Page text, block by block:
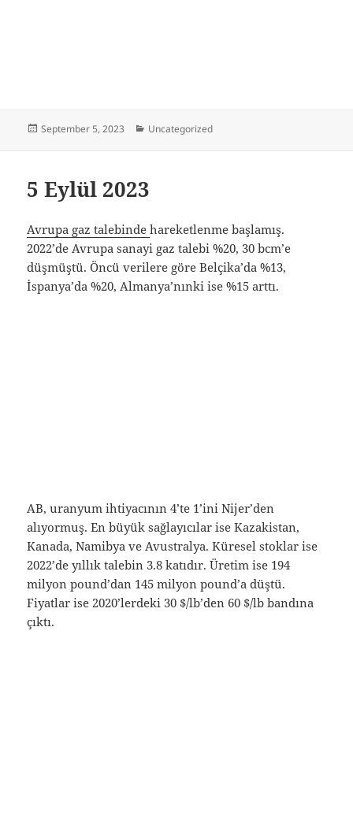
Posted
September 5, 2023 Categories
Uncategorized
5 Eylül 2023
Avrupa gaz talebindehareketlenme başlamış.
2022’de Avrupa sanayi gaz talebi %20, 30 bcm’e
düşmüştü. Öncü verilere göre Belçika’da %13,
İspanya’da %20, Almanya’nınki ise %15 arttı.
AB, uranyum ihtiyacının 4’te 1’ini Nijer’den
alıyormuş. En büyük sağlayıcılar ise Kazakistan,
Kanada, Namibya ve Avustralya. Küresel stoklar ise
2022’de yıllık talebin 3.8 katıdır. Üretim ise 194
milyon pound’dan 145 milyon pound’a düştü.
Fiyatlar ise 2020’lerdeki 30 $/lb’den 60 $/lb bandına
çıktı.